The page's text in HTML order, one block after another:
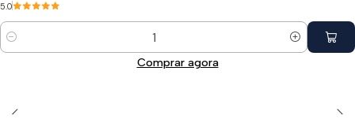
5.0
Quantidade
Comprar agora